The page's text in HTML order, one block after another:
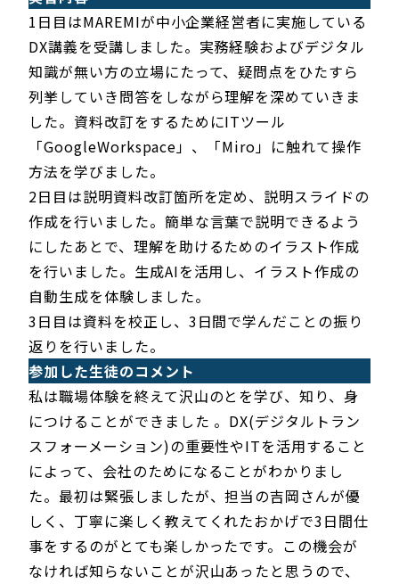
1日目はMAREMIが中小企業経営者に実施している
DX講義を受講しました。実務経験およびデジタル
知識が無い方の立場にたって、疑問点をひたすら
列挙していき問答をしながら理解を深めていきま
した。資料改訂をするためにITツール
「GoogleWorkspace」、「Miro」に触れて操作
方法を学びました。
2日目は説明資料改訂箇所を定め、説明スライドの
作成を行いました。簡単な言葉で説明できるよう
にしたあとで、理解を助けるためのイラスト作成
を行いました。生成AIを活用し、イラスト作成の
自動生成を体験しました。
3日目は資料を校正し、3日間で学んだことの振り
返りを行いました。
参加した生徒のコメント
私は職場体験を終えて沢山のとを学び、知り、身
につけることができました 。DX(デジタルトラン
スフォーメーション)の重要性やITを活用すること
によって、会社のためになることがわかりまし
た。最初は緊張しましたが、担当の吉岡さんが優
しく、丁寧に楽しく教えてくれたおかげで3日間仕
事をするのがとても楽しかったです。この機会が
なければ知らないことが沢山あったと思うので、